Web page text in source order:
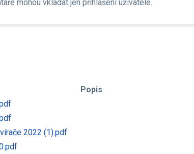
mohou vkládat jen přihlášení uživatelé.
Popis
2022 (1).pdf